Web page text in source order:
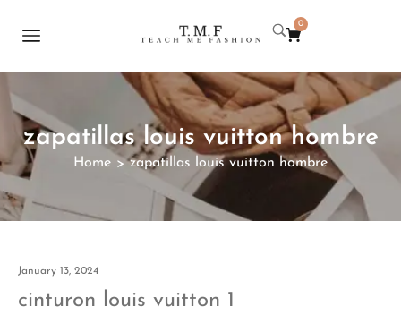
0
zapatillas louis vuitton hombre
Home > zapatillas louis vuitton hombre
January 13, 2024
cinturon louis vuitton 1